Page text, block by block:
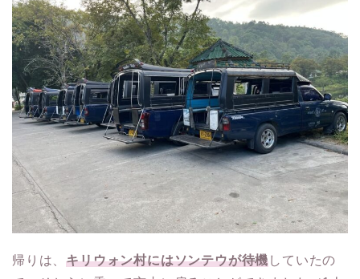
帰りは、キリウォン村にはソンテウが待機していたの